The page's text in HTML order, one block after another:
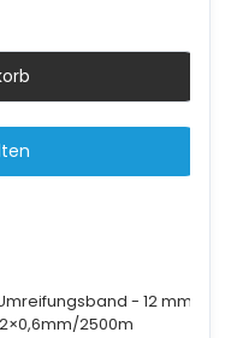
- 12 mm
2500m